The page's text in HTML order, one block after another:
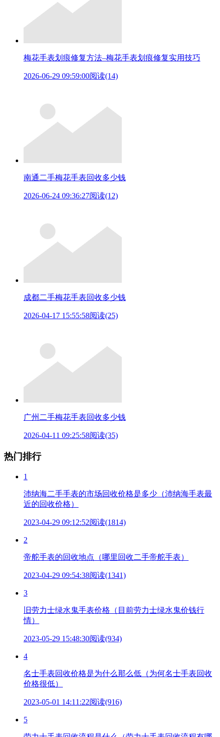
梅花手表划痕修复方法–梅花手表划痕修复实用技巧
2026-06-29 09:59:00阅读(14)
南通二手梅花手表回收多少钱
2026-06-24 09:36:27阅读(12)
成都二手梅花手表回收多少钱
2026-04-17 15:55:58阅读(25)
广州二手梅花手表回收多少钱
2026-04-11 09:25:58阅读(35)
热门排行
1
沛纳海二手手表的市场回收价格是多少（沛纳海手表最
近的回收价格）
2023-04-29 09:12:52阅读(1814)
2
帝舵手表的回收地点（哪里回收二手帝舵手表）
2023-04-29 09:54:38阅读(1341)
3
旧劳力士绿水鬼手表价格（目前劳力士绿水鬼价钱行
情）
2023-05-29 15:48:30阅读(934)
4
名士手表回收价格是为什么那么低（为何名士手表回收
价格很低）
2023-05-01 14:11:22阅读(916)
5